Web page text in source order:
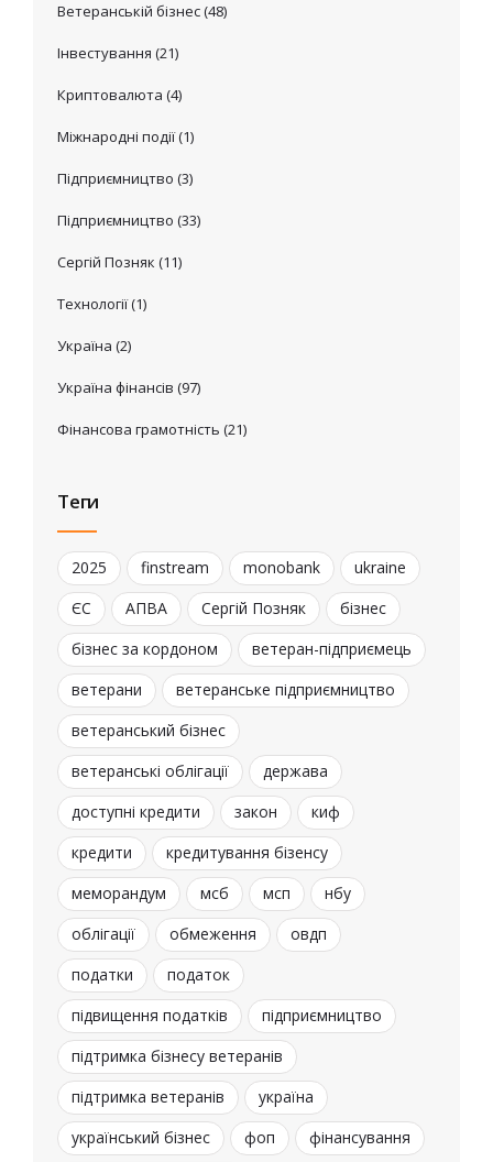
Ветеранській бізнес(48)
Інвестування (21)
Криптовалюта (4)
Міжнародні події(1)
Підприємництво (3)
Підприємництво (33)
Сергій Позняк (11)
Технології(1)
Україна (2)
Україна фінансів (97)
Фінансова грамотність (21)
Теги
2025 finstream monobank
ukraine
ЄС
АПВА Сергій Позняк
бізнес
бізнес за кордоном
ветеран-підприємець
ветерани
ветеранське підприємництво
ветеранський бізнес
ветеранські облігації
держава
доступні кредити
закон
киф
кредити
кредитування бізенсу
меморандум
мсб мсп
нбу
облігації
обмеження
овдп
податки
податок
підвищення податків
підприємництво
підтримка бізнесу ветеранів
підтримка ветеранів
україна
український бізнес
фоп
фінансування